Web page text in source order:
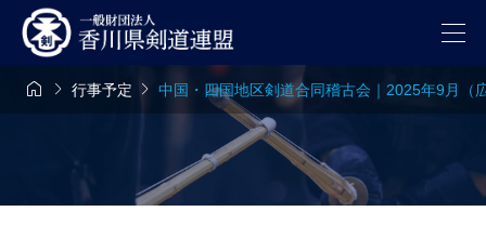
  行事予定  中国・四国地区剣道合同稽古会｜2025年9月（